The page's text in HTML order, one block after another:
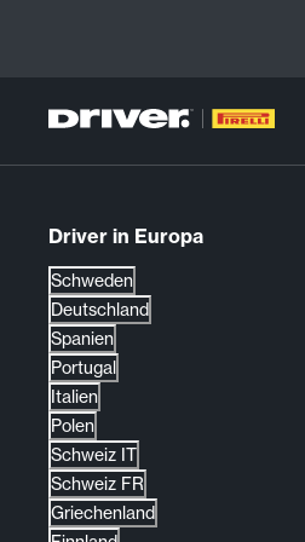
Driver in Europa
Schweden
Deutschland
Spanien
Portugal
Italien
Polen
Schweiz IT
Schweiz FR
Griechenland